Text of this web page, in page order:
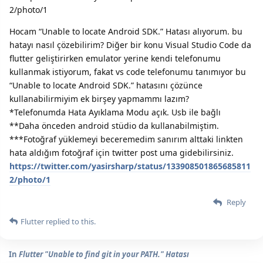
Hocam “Unable to locate Android SDK.” Hatası alıyorum. bu
hatayı nasıl çözebilirim? Diğer bir konu Visual Studio Code da
flutter geliştirirken emulator yerine kendi telefonumu
kullanmak istiyorum, fakat vs code telefonumu tanımıyor bu
“Unable to locate Android SDK.” hatasını çözünce
kullanabilirmiyim ek birşey yapmammı lazım?
*Telefonumda Hata Ayıklama Modu açık. Usb ile bağlı
**Daha önceden android stüdio da kullanabilmiştim.
***Fotoğraf yüklemeyi beceremedim sanırım alttaki linkten
hata aldığım fotoğraf için twitter post uma gidebilirsiniz.
https://twitter.com/yasirsharp/status/133908501865685811
2/photo/1
Reply
Flutter replied to this.
In Flutter "Unable to find git in your PATH." Hatası